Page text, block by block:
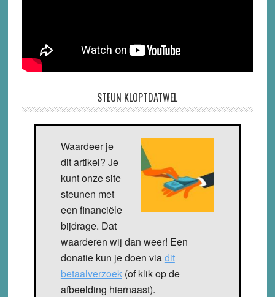
STEUN KLOPTDATWEL
Waardeer je
dit artikel? Je
kunt onze site
steunen met
een financiële
bijdrage. Dat
waarderen wij dan weer! Een
donatie kun je doen viadit
betaalverzoek(of klik op de
afbeelding hiernaast).